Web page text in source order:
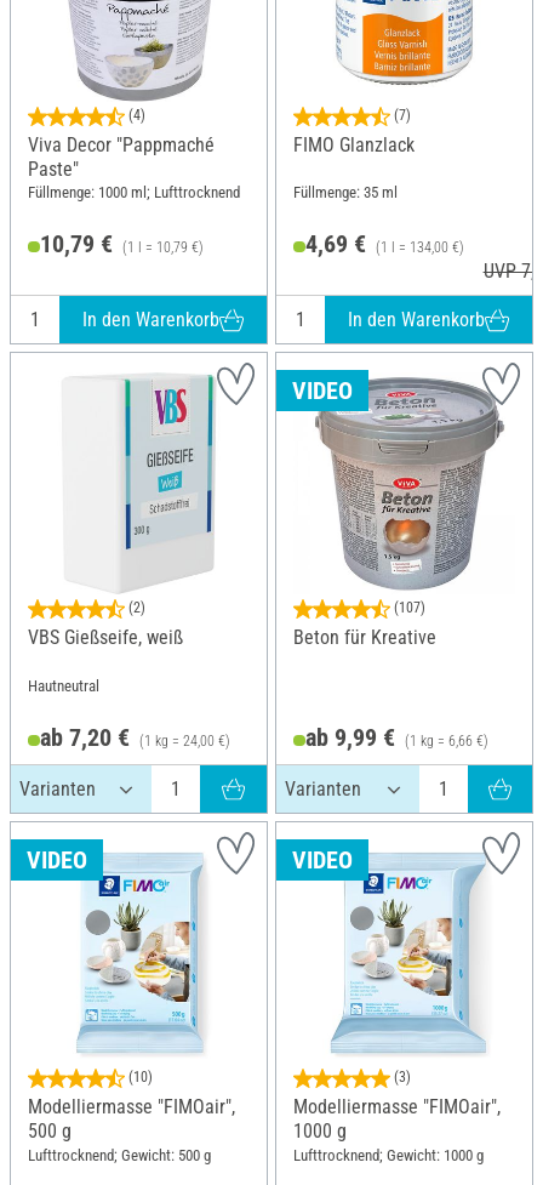
(4)
Viva Decor "Pappmaché
Paste"
Füllmenge: 1000 ml; Lufttrocknend
10,79 € (1 l = 10,79 €)
In den Warenkorb
(7)
FIMO Glanzlack
Füllmenge: 35 ml
4,69 € (1 l = 134,00 €)
UVP
In den Warenkorb
(2)
VBS Gießseife, weiß
Hautneutral
ab 7,20 € (1 kg = 24,00 €)
VIDEO
(107)
Beton für Kreative
ab 9,99 € (1 kg = 6,66 €)
VIDEO
(10)
Modelliermasse "FIMOair",
500 g
Lufttrocknend; Gewicht: 500 g
VIDEO
(3)
Modelliermasse "FIMOair",
1000 g
Lufttrocknend; Gewicht: 1000 g